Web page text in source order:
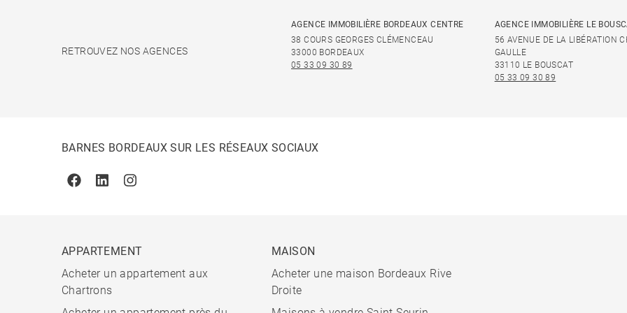
RETROUVEZ NOS AGENCES
AGENCE IMMOBILIÈRE BORDEAUX CENTRE
38 COURS GEORGES CLÉMENCEAU
33000 BORDEAUX
05 33 09 30 89
AGENCE IMMOBILIÈRE LE
56 AVENUE DE LA LIBÉRATION
GAULLE
33110 LE BOUSCAT
05 33 09 30 89
BARNES BORDEAUX SUR LES RÉSEAUX SOCIAUX
FacebookLinkedinInstagram
APPARTEMENT
Acheter un appartement aux
Chartrons
MAISON
Acheter une maison Bordeaux Rive
Droite